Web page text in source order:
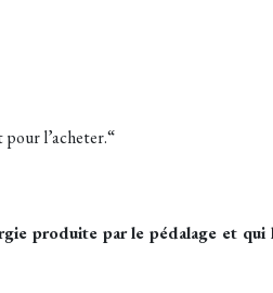
l’acheter.“
produite par le pédalage et qui